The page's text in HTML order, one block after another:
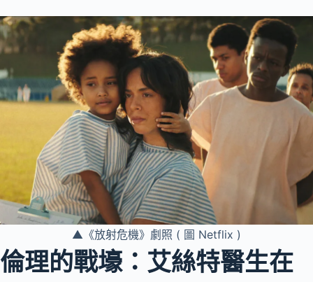
▲《放射危機》劇照 ( 圖 Netflix )
倫理的戰壕：艾絲特醫生在